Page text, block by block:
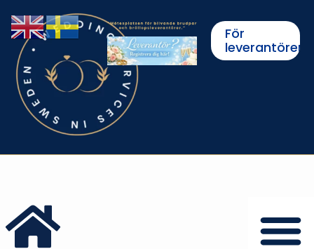
För
leverantörer